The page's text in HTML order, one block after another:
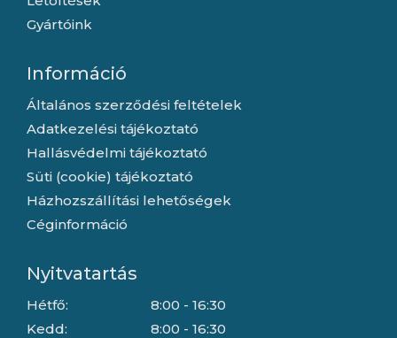
Gyártóink
Információ
Általános szerződési feltételek
Adatkezelési tájékoztató
Hallásvédelmi tájékoztató
Süti (cookie) tájékoztató
Házhozszállítási lehetőségek
Céginformáció
Nyitvatartás
Hétfő:
Kedd:
8:00 - 16:30
8:00 - 16:30